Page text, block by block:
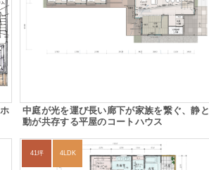
中庭が光を運び長い廊下が家族を繋ぐ、静と
動が共存する平屋のコートハウス
41坪 4LDK